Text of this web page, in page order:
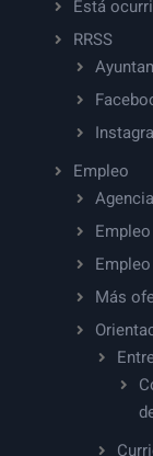
Está
RRSS
Empleo
Más